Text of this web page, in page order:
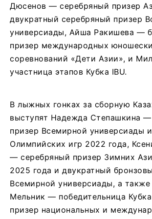
Дюсенов — серебряный призер
двукратный серебряный призер
универсиады, Айша Ракишева —
призер международных
соревнований «Дети Азии», и
участница этапов Кубка IBU.
В лыжных гонках за сборную
выступят Надежда Степашкина
призер Всемирной универсиады
Олимпийских игр 2022 года,
— серебряный призер Зимних
2025 года и двукратный
Всемирной универсиады, а также
Мельник — победительница
призер национальных и